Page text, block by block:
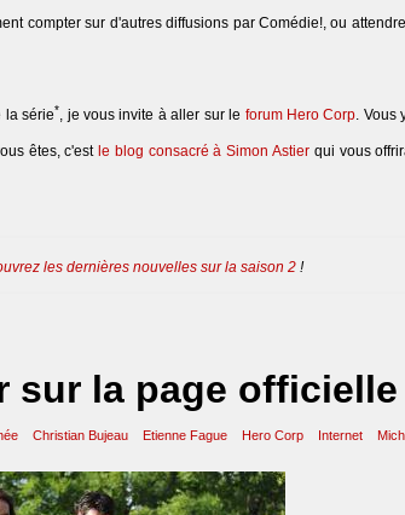
compter sur d'autres diffusions par Comédie!, ou
la série*, je vous invite à aller sur le forum Hero Corp. Vous
êtes, c'est le blog consacré à Simon Astier qui vous
les dernières nouvelles sur la saison 2!
sur la page
Christian Bujeau Etienne Fague Hero Corp Internet